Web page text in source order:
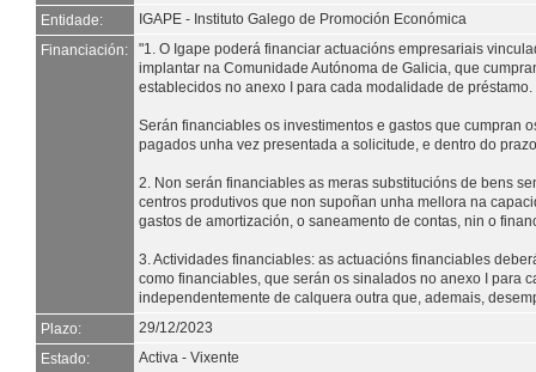
Entidade:
IGAPE - Instituto Galego de Promoción Económica
Financiación:
"1. O Igape poderá financiar actuacións empresariais
implantar na Comunidade Autónoma de Galicia, que
establecidos no anexo I para cada modalidade de préstamo.
Serán financiables os investimentos e gastos que cumpran
pagados unha vez presentada a solicitude, e dentro do
2. Non serán financiables as meras substitucións de bens
centros produtivos que non supoñan unha mellora na
gastos de amortización, o saneamento de contas, nin o
3. Actividades financiables: as actuacións financiables
como financiables, que serán os sinalados no anexo I para
independentemente de calquera outra que, ademais,
Plazo:
29/12/2023
Estado:
Activa - Vixente